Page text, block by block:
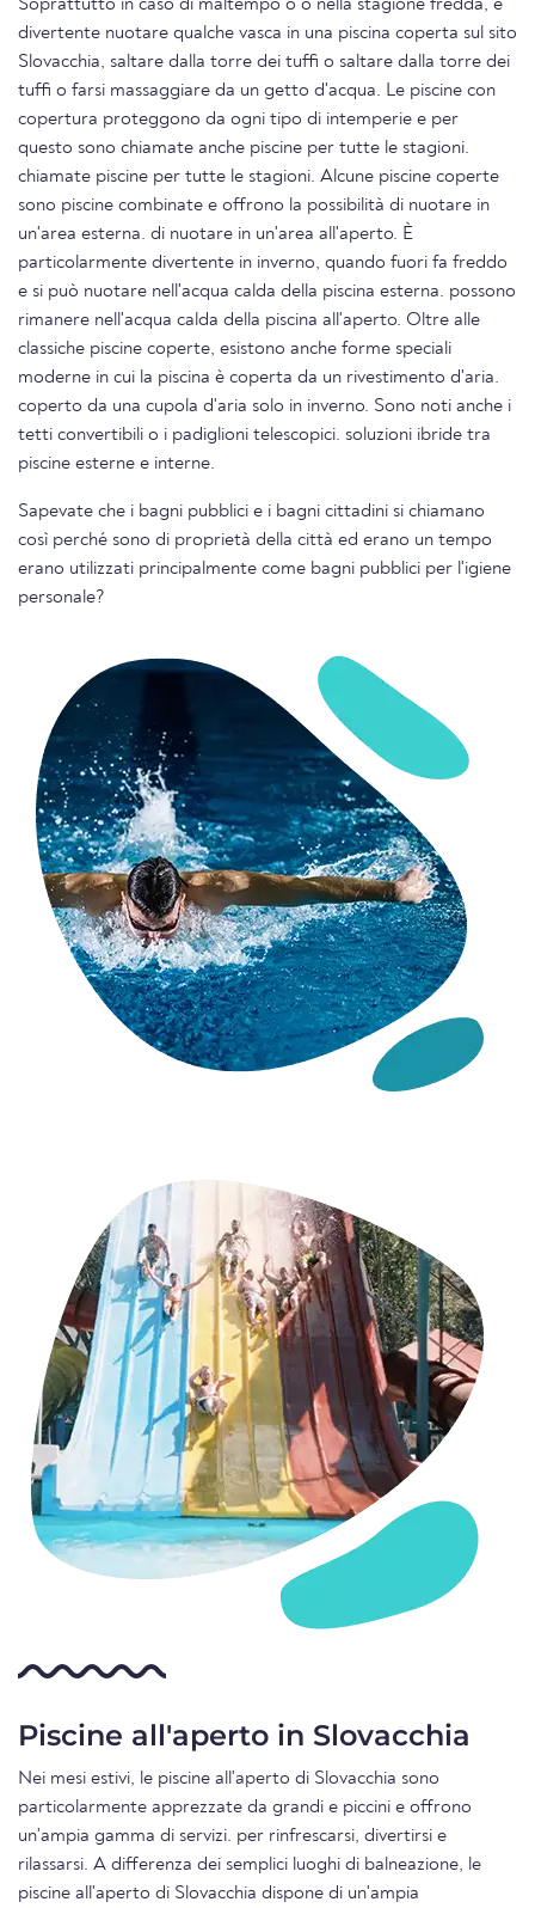
Soprattutto in caso di maltempo o o nella stagione fredda, è
divertente nuotare qualche vasca in una piscina coperta sul sito
Slovacchia, saltare dalla torre dei tuffi o saltare dalla torre dei
tuffi o farsi massaggiare da un getto d'acqua. Le piscine con
copertura proteggono da ogni tipo di intemperie e per
questo sono chiamate anche piscine per tutte le stagioni.
chiamate piscine per tutte le stagioni. Alcune piscine coperte
sono piscine combinate e offrono la possibilità di nuotare in
un'area esterna. di nuotare in un'area all'aperto. È
particolarmente divertente in inverno, quando fuori fa freddo
e si può nuotare nell'acqua calda della piscina esterna. possono
rimanere nell'acqua calda della piscina all'aperto. Oltre alle
classiche piscine coperte, esistono anche forme speciali
moderne in cui la piscina è coperta da un rivestimento d'aria.
coperto da una cupola d'aria solo in inverno. Sono noti anche i
tetti convertibili o i padiglioni telescopici. soluzioni ibride tra
piscine esterne e interne.
Sapevate che i bagni pubblici e i bagni cittadini si chiamano
così perché sono di proprietà della città ed erano un tempo
erano utilizzati principalmente come bagni pubblici per l'igiene
personale?
Piscine all'aperto in Slovacchia
Nei mesi estivi, le piscine all'aperto di Slovacchia sono
particolarmente apprezzate da grandi e piccini e offrono
un'ampia gamma di servizi. per rinfrescarsi, divertirsi e
rilassarsi. A differenza dei semplici luoghi di balneazione, le
piscine all'aperto di Slovacchia dispone di un'ampia